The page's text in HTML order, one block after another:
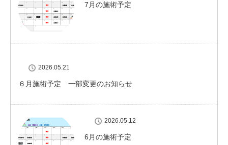
7月の施術予定
2026.05.21
６月施術予定 一部変更のお知らせ
2026.05.12
6月の施術予定